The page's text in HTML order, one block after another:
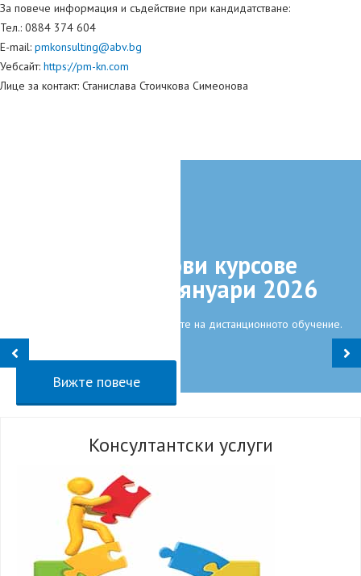
За повече информация и съдействие при кандидатстване:
Тел.: 0884 374 604
E-mail: pmkonsulting@abv.bg
Уебсайт: https://pm-kn.com
Лице за контакт: Станислава Стоичкова Симеонова
Нашите нови курсове
започват от януари 2026
Възползвайте се от възможностите на дистанционното обучение.
Вижте повече
Консултантски услуги